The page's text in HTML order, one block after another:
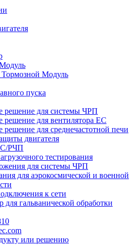
Тормозной Модуль
пуска
решение для системы ЧРП
решение для вентилятора EC
решение для среднечастотной печи
двигателя
РЧП
тестирования
для системы ЧРП
для аэрокосмической и военной
к сети
для гальванической обработки
или решению